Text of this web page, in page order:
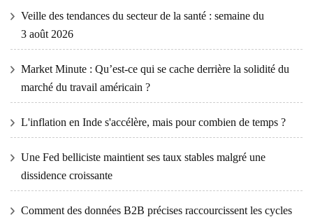
Veille des tendances du secteur de la santé : semaine du
3 août 2026
Market Minute : Qu’est-ce qui se cache derrière la solidité du
marché du travail américain ?
L'inflation en Inde s'accélère, mais pour combien de temps ?
Une Fed belliciste maintient ses taux stables malgré une
dissidence croissante
Comment des données B2B précises raccourcissent les cycles